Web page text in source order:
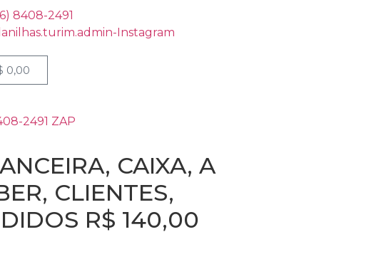
8408-2491
Instagram
0,00
2491 ZAP
CAIXA, A
CLIENTES,
R$ 140,00